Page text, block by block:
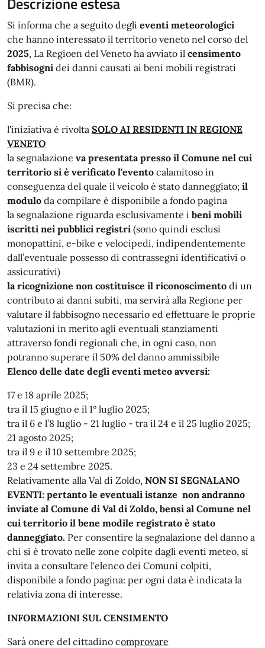
Si informa che a seguito degli eventi meteorologici
che hanno interessato il territorio veneto nel corso del
2025, La Regioen del Veneto ha avviato il censimento
fabbisogni dei danni causati ai beni mobili registrati
(BMR).
Si precisa che:
l'iniziativa è rivolta SOLO AI RESIDENTI IN REGIONE
VENETO
la segnalazione va presentata presso il Comune nel cui
territorio si è verificato l'evento calamitoso in
conseguenza del quale il veicolo è stato danneggiato; il
modulo da compilare è disponibile a fondo pagina
la segnalazione riguarda esclusivamente i beni mobili
iscritti nei pubblici registri (sono quindi esclusi
monopattini, e-bike e velocipedi, indipendentemente
dall’eventuale possesso di contrassegni identificativi o
assicurativi)
la ricognizione non costituisce il riconoscimento di un
contributo ai danni subiti, ma servirà alla Regione per
valutare il fabbisogno necessario ed effettuare le proprie
valutazioni in merito agli eventuali stanziamenti
attraverso fondi regionali che, in ogni caso, non
potranno superare il 50% del danno ammissibile
Elenco delle date degli eventi meteo avversi:
17 e 18 aprile 2025;
tra il 15 giugno e il 1° luglio 2025;
tra il 6 e l’8 luglio - 21 luglio - tra il 24 e il 25 luglio 2025;
21 agosto 2025;
tra il 9 e il 10 settembre 2025;
23 e 24 settembre 2025.
Relativamente alla Val di Zoldo, NON SI SEGNALANO
EVENTI: pertanto le eventuali istanze non andranno
inviate al Comune di Val di Zoldo, bensì al Comune nel
cui territorio il bene modile registrato è stato
danneggiato. Per consentire la segnalazione del danno a
chi si è trovato nelle zone colpite dagli eventi meteo, si
invita a consultare l'elenco dei Comuni colpiti,
disponibile a fondo pagina: per ogni data è indicata la
relativia zona di interesse.
INFORMAZIONI SUL CENSIMENTO
Sarà onere del cittadino comprovare